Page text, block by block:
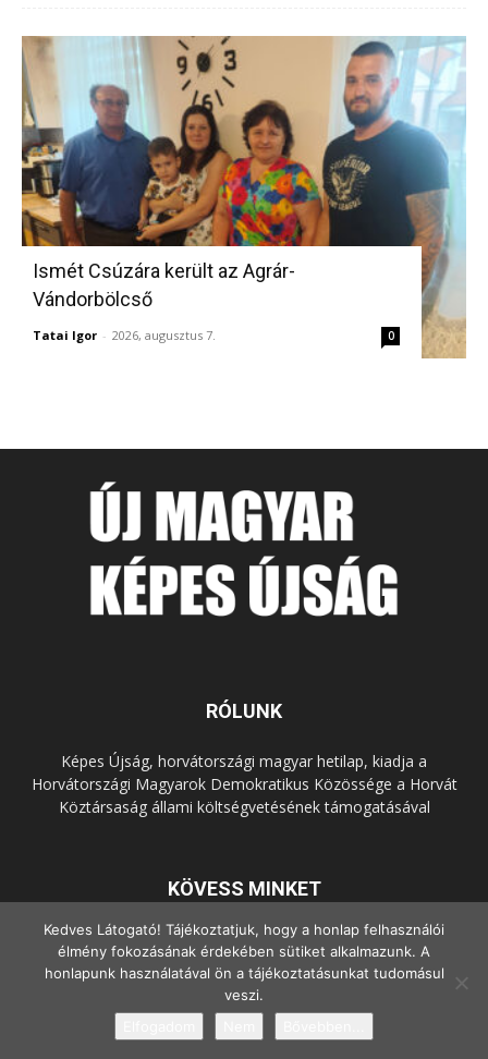
Ismét Csúzára került az Agrár-
Vándorbölcső
Tatai Igor - 2026, augusztus 7. 0
RÓLUNK
Képes Újság, horvátországi magyar hetilap, kiadja a
Horvátországi Magyarok Demokratikus Közössége a Horvát
Köztársaság állami költségvetésének támogatásával
KÖVESS MINKET
© Copyright - 2022 Minden jog fenntartva.
Kedves Látogató! Tájékoztatjuk, hogy a honlap felhasználói
élmény fokozásának érdekében sütiket alkalmazunk. A
honlapunk használatával ön a tájékoztatásunkat tudomásul
veszi.